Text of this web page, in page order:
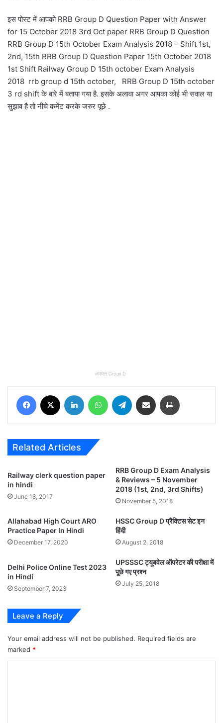
इस पोस्ट में आपको RRB Group D Question Paper with Answer
for 15 October 2018 3rd Oct paper RRB Group D Question
RRB Group D 15th October Exam Analysis 2018 – Shift 1st,
2nd, 15th RRB Group D Question Paper 15th October 2018
1st Shift Railway Group D 15th october Exam Analysis
2018 rrb group d 15th october, RRB Group D 15th october
3 rd shift के बारे में बताया गया है. इसके अलावा अगर आपका कोई भी सवाल या
सुझाव है तो नीचे कमेंट करके जरुर पूछे .
RRB Group D
Facebook LinkedIn WhatsAppTelegram Share via Email
Related Articles
Railway clerk question paper
in hindi
June 18, 2017
RRB Group D Exam Analysis
& Reviews – 5 November
2018 (1st, 2nd, 3rd Shifts)
November 5, 2018
Allahabad High Court ARO
Practice Paper In Hindi
December 17, 2020
HSSC Group D प्रैक्टिस सेट इन
हिंदी
August 2, 2018
Delhi Police Online Test 2023
in Hindi
September 7, 2023
UPSSSC ट्यूबवेल ऑपरेटर की परीक्षा में
पूछे गए प्रश्न
July 25, 2018
Leave a Reply
Your email address will not be published. Required fields are
marked *